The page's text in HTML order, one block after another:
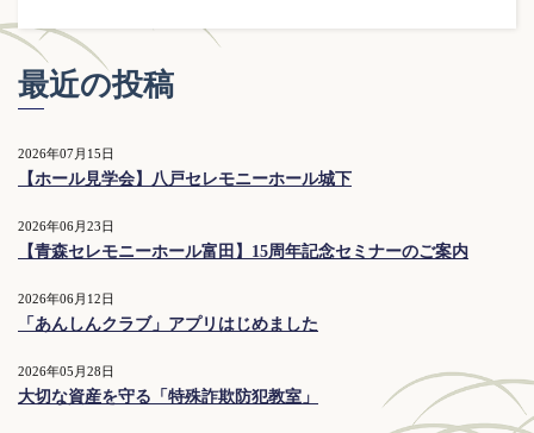
最近の投稿
2026年07月15日
【ホール見学会】八戸セレモニーホール城下
2026年06月23日
【青森セレモニーホール富田】15周年記念セミナーのご案内
2026年06月12日
「あんしんクラブ」アプリはじめました
2026年05月28日
大切な資産を守る「特殊詐欺防犯教室」